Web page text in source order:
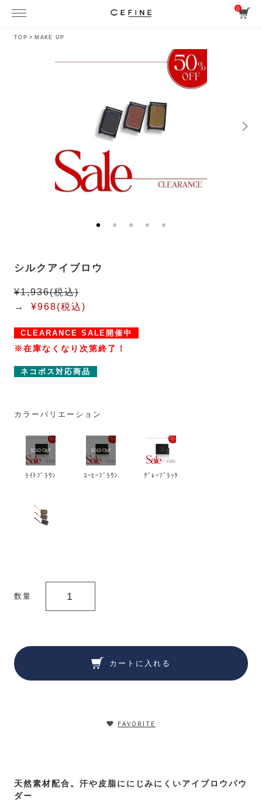
0
TOP > MAKE UP
シルクアイブロウ
¥1,936(税込)
→
¥968(税込)
CLEARANCE SALE開催中
※在庫なくなり次第終了！
ネコポス対応商品
カラーバリエーション
ﾗｲﾄﾌﾞﾗｳﾝ ｺｰﾋｰﾌﾞﾗｳﾝ ｸﾞﾚｰﾌﾞﾗｯｸ
数量
カートに入れる
FAVORITE
天然素材配合。汗や皮脂ににじみにくいアイブロウパウ
ダー